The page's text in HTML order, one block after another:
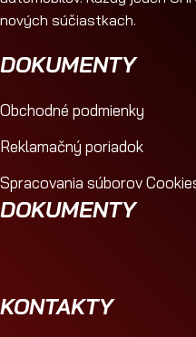
nových súčiastkach.
DOKUMENTY
Obchodné podmienky
Reklamačný poriadok
Spracovania súborov
DOKUMENTY
KONTAKTY